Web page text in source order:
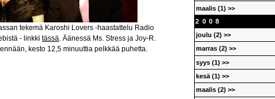
maalis (1) >>
2008
joulu (2) >>
marras (2) >>
syys (1) >>
kesä (1) >>
maalis (2) >>
tekemä Karoshi Lovers -haastattelu Radio
- linkki tässä . Äänessä Ms. Stress ja Joy-R.
kesto 12,5 minuuttia pelkkää puhetta.